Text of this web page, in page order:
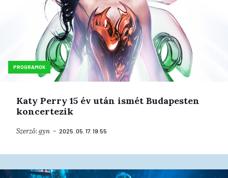
PROGRAMOK
Katy Perry 15 év után ismét Budapesten
koncertezik
Szerző:gyn 2025. 05. 17. 19:55